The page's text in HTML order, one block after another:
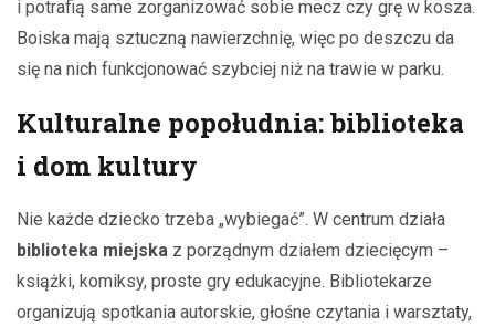
i potrafią same zorganizować sobie mecz czy grę w kosza.
Boiska mają sztuczną nawierzchnię, więc po deszczu da
się na nich funkcjonować szybciej niż na trawie w parku.
Kulturalne popołudnia: biblioteka
i dom kultury
Nie każde dziecko trzeba „wybiegać”. W centrum działa
biblioteka miejska z porządnym działem dziecięcym –
książki, komiksy, proste gry edukacyjne. Bibliotekarze
organizują spotkania autorskie, głośne czytania i warsztaty,